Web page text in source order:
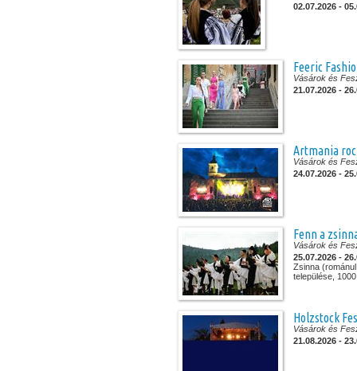
02.07.2026 -
Feeric
Vásárok és
21.07.2026 -
Artmania
Vásárok és
24.07.2026 -
Fenn a
Vásárok és
25.07.2026 -
Zsinna
települése,
Holzstock
Vásárok és
21.08.2026 -